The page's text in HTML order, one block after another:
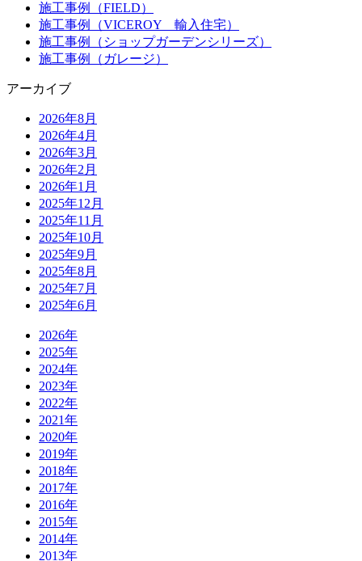
施工事例（FIELD）
施工事例（VICEROY 輸入住宅）
施工事例（ショップガーデンシリーズ）
施工事例（ガレージ）
アーカイブ
2026年8月
2026年4月
2026年3月
2026年2月
2026年1月
2025年12月
2025年11月
2025年10月
2025年9月
2025年8月
2025年7月
2025年6月
2026年
2025年
2024年
2023年
2022年
2021年
2020年
2019年
2018年
2017年
2016年
2015年
2014年
2013年